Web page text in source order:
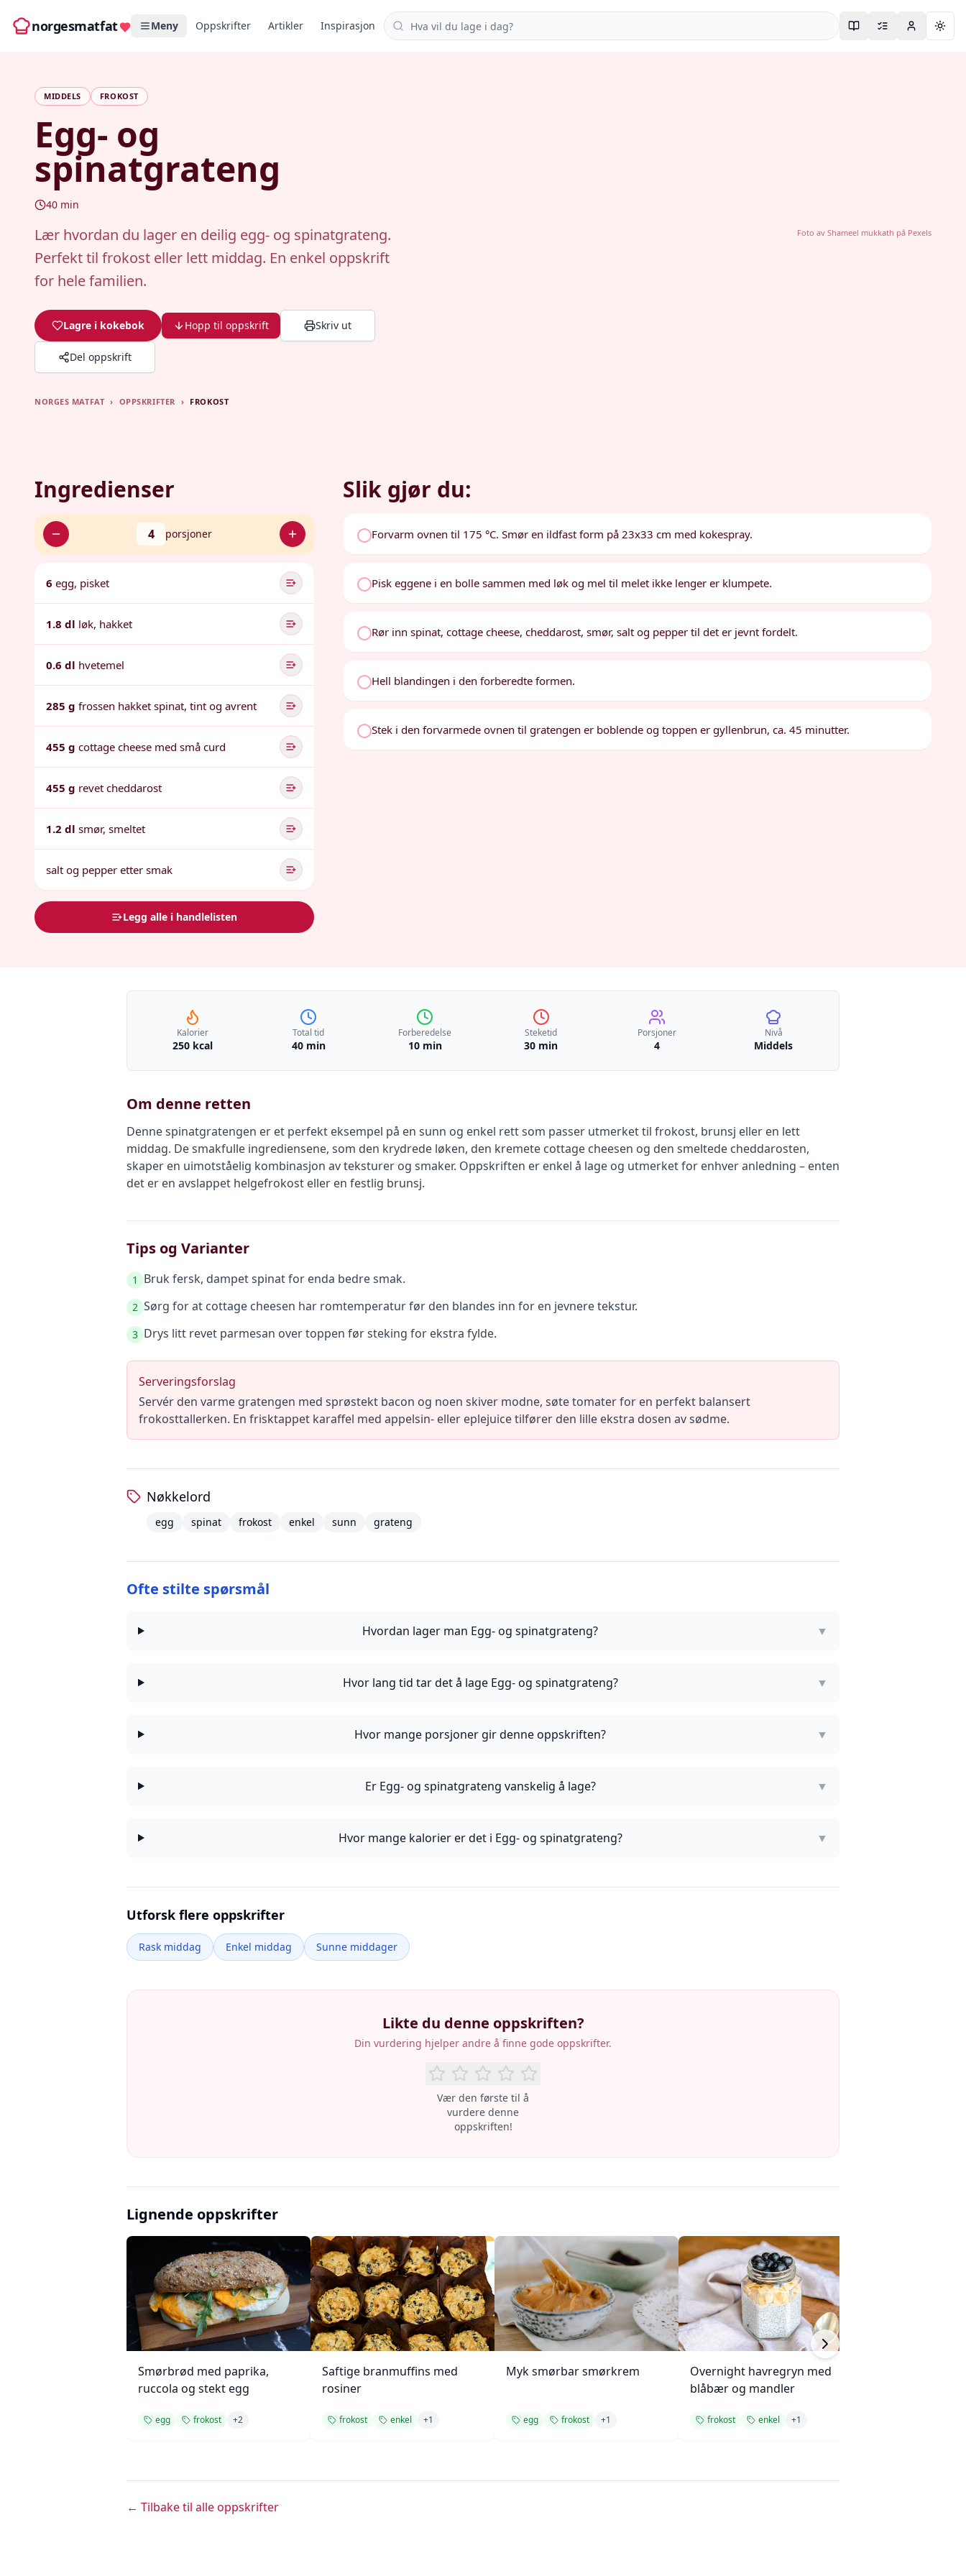
norgesmatfat Meny Oppskrifter Artikler Inspirasjon Søk i oppskrifter
MIDDELS FROKOST
Egg- og
spinatgrateng
40 min
Lær hvordan du lager en deilig egg- og spinatgrateng.
Perfekt til frokost eller lett middag. En enkel oppskrift
for hele familien.
Lagre i kokebok Hopp til oppskrift Skriv ut
Del oppskrift
Foto av Shameel mukkath på Pexels
NORGES MATFAT › OPPSKRIFTER › FROKOST
Ingredienser
4 porsjoner
6 egg, pisket
1.8 dl løk, hakket
0.6 dl hvetemel
285 g frossen hakket spinat, tint og avrent
455 g cottage cheese med små curd
455 g revet cheddarost
1.2 dl smør, smeltet
salt og pepper etter smak
Legg alle i handlelisten
Slik gjør du:
Forvarm ovnen til 175 °C. Smør en ildfast form på 23x33 cm med kokespray.
Pisk eggene i en bolle sammen med løk og mel til melet ikke lenger er klumpete.
Rør inn spinat, cottage cheese, cheddarost, smør, salt og pepper til det er jevnt fordelt.
Hell blandingen i den forberedte formen.
Stek i den forvarmede ovnen til gratengen er boblende og toppen er gyllenbrun, ca. 45 minutter.
Kalorier
250 kcal
Total tid
40 min
Forberedelse
10 min
Steketid
30 min
Porsjoner
4
Nivå
Middels
Om denne retten
Denne spinatgratengen er et perfekt eksempel på en sunn og enkel rett som passer utmerket til frokost, brunsj eller en lett
middag. De smakfulle ingrediensene, som den krydrede løken, den kremete cottage cheesen og den smeltede cheddarosten,
skaper en uimotståelig kombinasjon av teksturer og smaker. Oppskriften er enkel å lage og utmerket for enhver anledning – enten
det er en avslappet helgefrokost eller en festlig brunsj.
Tips og Varianter
1 Bruk fersk, dampet spinat for enda bedre smak.
2 Sørg for at cottage cheesen har romtemperatur før den blandes inn for en jevnere tekstur.
3 Drys litt revet parmesan over toppen før steking for ekstra fylde.
Serveringsforslag
Servér den varme gratengen med sprøstekt bacon og noen skiver modne, søte tomater for en perfekt balansert
frokosttallerken. En frisktappet karaffel med appelsin- eller eplejuice tilfører den lille ekstra dosen av sødme.
Nøkkelord
egg spinat frokost enkel sunn grateng
Ofte stilte spørsmål
Hvordan lager man Egg- og spinatgrateng? ▼
Hvor lang tid tar det å lage Egg- og spinatgrateng? ▼
Hvor mange porsjoner gir denne oppskriften? ▼
Er Egg- og spinatgrateng vanskelig å lage? ▼
Hvor mange kalorier er det i Egg- og spinatgrateng? ▼
Utforsk flere oppskrifter
Rask middag Enkel middag Sunne middager
Likte du denne oppskriften?
Din vurdering hjelper andre å finne gode oppskrifter.
Vær den første til å
vurdere denne
oppskriften!
Lignende oppskrifter
Smørbrød med paprika,
ruccola og stekt egg
egg frokost +2
Saftige branmuffins med
rosiner
frokost enkel +1
Myk smørbar smørkrem
egg frokost +1
Overnight havregryn med
blåbær og mandler
frokost enkel +1
← Tilbake til alle oppskrifter